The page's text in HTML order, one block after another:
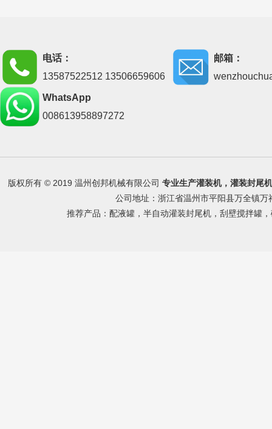
电话：
13587522512 13506659606
邮箱：
WhatsApp
008613958897272
版权所有 © 2019 温州创邦机械有限公司 专业生产灌装机， 灌装封尾机
公司地址：浙江省温州市平阳县万全镇
推荐产品： 配液罐 ， 半自动灌装封尾机 ， 刮壁搅拌罐